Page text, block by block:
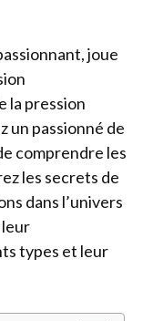
joue
la pression
un passionné de
comprendre les
les secrets de
dans l’univers
types et leur